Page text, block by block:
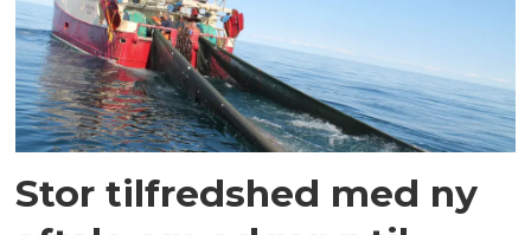
Stor tilfredshed med ny